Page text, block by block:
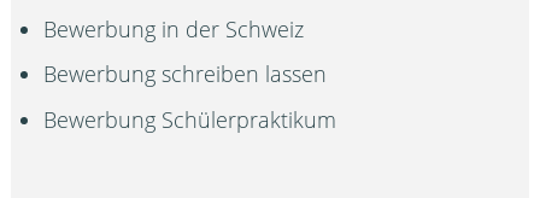
Bewerbung in der Schweiz
Bewerbung schreiben lassen
Bewerbung Schülerpraktikum